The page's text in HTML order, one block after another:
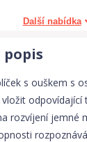
Další nabídka
popis
s ouškem s
odpovídající
rozvíjení jemné